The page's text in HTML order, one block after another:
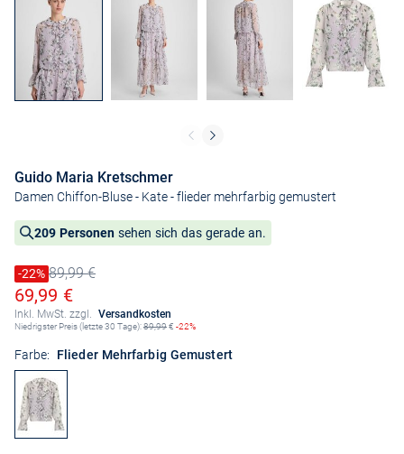
Guido Maria Kretschmer
Damen Chiffon-Bluse - Kate- flieder mehrfarbig gemustert
209 Personen sehen sich das gerade an.
Preis reduziert um
-22%
Alter Preis89,99 €
Ermäßigter Preis
69,99 €
Inkl. MwSt. zzgl. Versandkosten
Niedrigster Preis (letzte 30 Tage):89,99€ -22%
Farbe: Flieder Mehrfarbig Gemustert